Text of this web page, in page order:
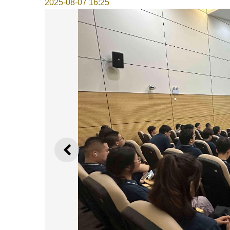
2025-08-07 16:25
上一則